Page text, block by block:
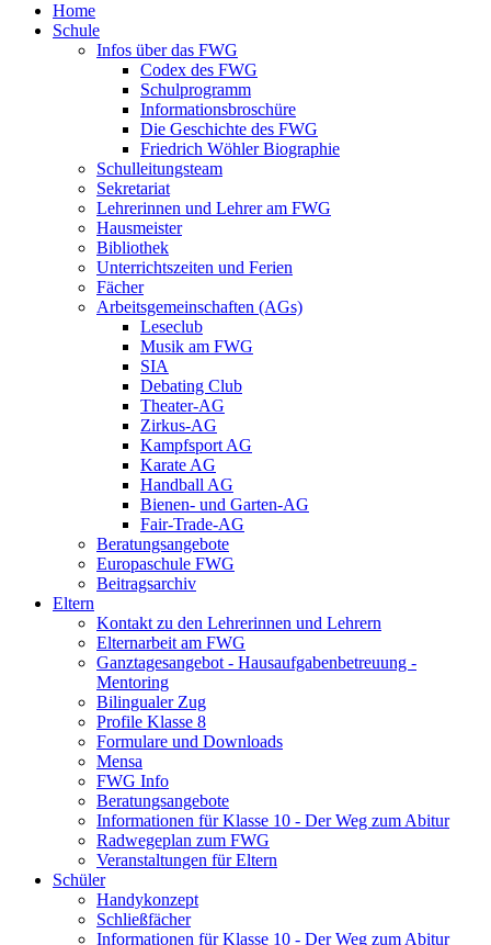
Home
Schule
Infos über das FWG
Codex des FWG
Schulprogramm
Informationsbroschüre
Die Geschichte des FWG
Friedrich Wöhler Biographie
Schulleitungsteam
Sekretariat
Lehrerinnen und Lehrer am FWG
Hausmeister
Bibliothek
Unterrichtszeiten und Ferien
Fächer
Arbeitsgemeinschaften (AGs)
Leseclub
Musik am FWG
SIA
Debating Club
Theater-AG
Zirkus-AG
Kampfsport AG
Karate AG
Handball AG
Bienen- und Garten-AG
Fair-Trade-AG
Beratungsangebote
Europaschule FWG
Beitragsarchiv
Eltern
Kontakt zu den Lehrerinnen und Lehrern
Elternarbeit am FWG
Ganztagesangebot - Hausaufgabenbetreuung -
Mentoring
Bilingualer Zug
Profile Klasse 8
Formulare und Downloads
Mensa
FWG Info
Beratungsangebote
Informationen für Klasse 10 - Der Weg zum Abitur
Radwegeplan zum FWG
Veranstaltungen für Eltern
Schüler
Handykonzept
Schließfächer
Informationen für Klasse 10 - Der Weg zum Abitur